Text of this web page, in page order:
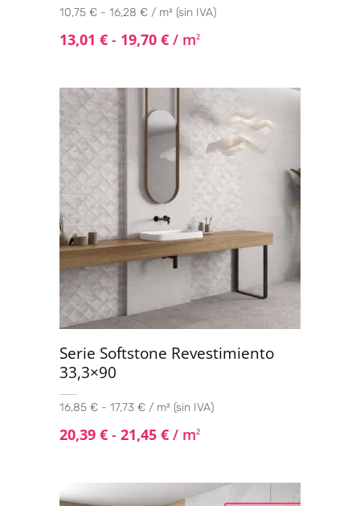
10,75 € - 16,28 € / m² (sin IVA)
13,01 € - 19,70 € / m2
Serie Softstone Revestimiento
33,3×90
16,85 € - 17,73 € / m² (sin IVA)
20,39 € - 21,45 € / m2